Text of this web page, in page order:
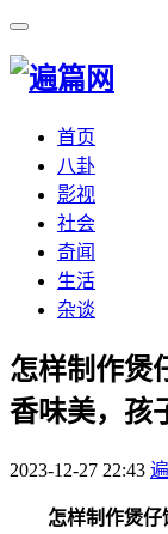
首页
八卦
影视
社会
奇闻
生活
杂谈
怎样制作煲
香味美，孩
2023-12-27 22:43
怎样制作煲